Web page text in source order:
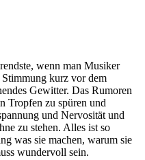
wenn man Musiker
kurz vor dem
Gewitter. Das Rumoren
Tropfen zu spüren und
und Nervosität und
zu stehen. Alles ist so
was sie machen, warum sie
wundervoll sein.